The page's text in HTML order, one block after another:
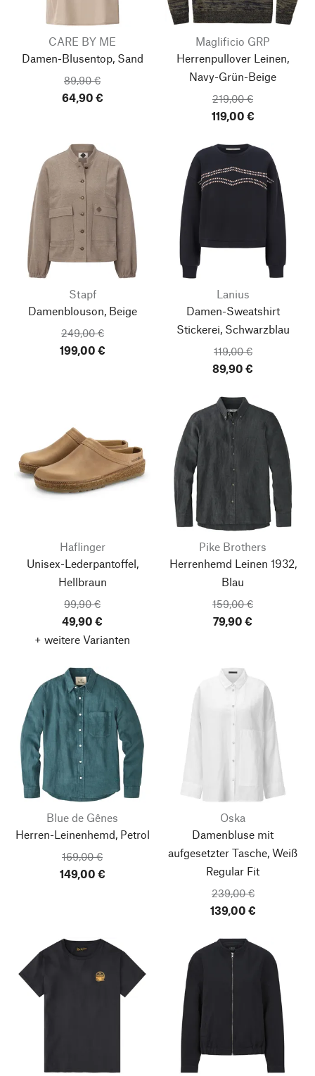
CARE BY ME
Damen-Blusentop, Sand
89,90 €
64,90 €
Maglificio GRP
Herrenpullover Leinen,
Navy-Grün-Beige
219,00 €
119,00 €
Stapf
Damenblouson, Beige
249,00 €
199,00 €
Lanius
Damen-Sweatshirt
Stickerei, Schwarzblau
119,00 €
89,90 €
Haflinger
Unisex-Lederpantoffel,
Hellbraun
99,90 €
49,90 €
+ weitere Varianten
Pike Brothers
Herrenhemd Leinen 1932,
Blau
159,00 €
79,90 €
Blue de Gênes
Herren-Leinenhemd, Petrol
169,00 €
149,00 €
Oska
Damenbluse mit
aufgesetzter Tasche, Weiß
Regular Fit
239,00 €
139,00 €